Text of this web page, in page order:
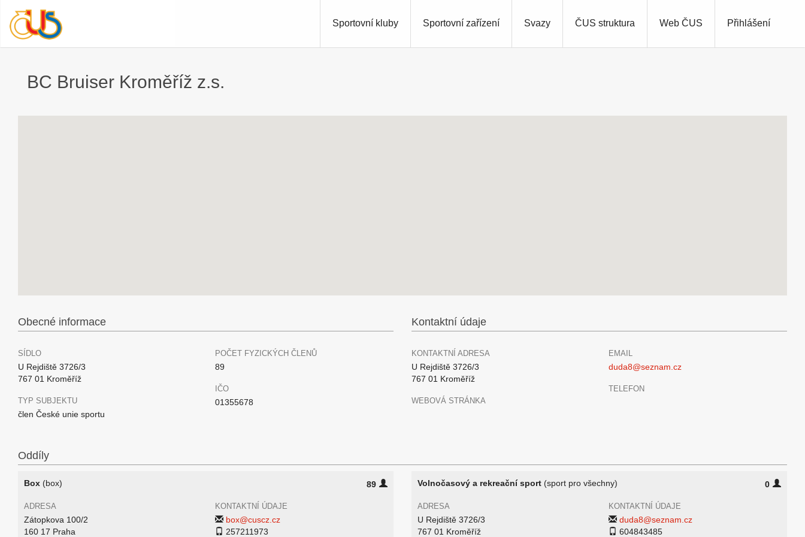
Přihlášení
Sportovní kluby Sportovní zařízení Svazy ČUS struktura Web ČUS
BC Bruiser Kroměříž z.s.
Obecné informace
SÍDLO
U Rejdiště 3726/3
767 01 Kroměříž
TYP SUBJEKTU
člen České unie sportu
POČET FYZICKÝCH ČLENŮ
89
IČO
01355678
Kontaktní údaje
KONTAKTNÍ ADRESA
U Rejdiště 3726/3
767 01 Kroměříž
WEBOVÁ STRÁNKA
EMAIL
duda8@seznam.cz
TELEFON
Oddíly
Box (box) 89
ADRESA
Zátopkova 100/2
160 17 Praha
KONTAKTNÍ ÚDAJE
box@cuscz.cz
257211973
Volnočasový a rekreační sport (sport pro všechny) 0
ADRESA
U Rejdiště 3726/3
767 01 Kroměříž
KONTAKTNÍ ÚDAJE
duda8@seznam.cz
604843485